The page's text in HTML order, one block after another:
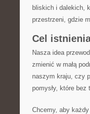
bliskich i dalekich,
przestrzeni, gdzie
Cel
Nasza idea
zmienić w małą
naszym kraju, czy
pomysły, które
Chcemy, aby